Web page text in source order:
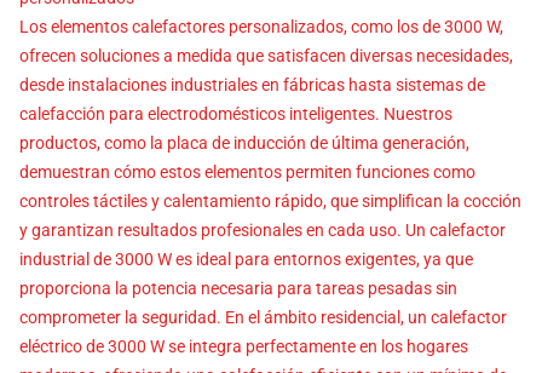
Los elementos calefactores personalizados, como los de 3000 W,
ofrecen soluciones a medida que satisfacen diversas necesidades,
desde instalaciones industriales en fábricas hasta sistemas de
calefacción para electrodomésticos inteligentes. Nuestros
productos, como la placa de inducción de última generación,
demuestran cómo estos elementos permiten funciones como
controles táctiles y calentamiento rápido, que simplifican la cocción
y garantizan resultados profesionales en cada uso. Un calefactor
industrial de 3000 W es ideal para entornos exigentes, ya que
proporciona la potencia necesaria para tareas pesadas sin
comprometer la seguridad. En el ámbito residencial, un calefactor
eléctrico de 3000 W se integra perfectamente en los hogares